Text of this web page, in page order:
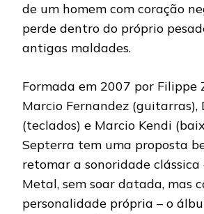
de um homem com coração
perde dentro do próprio
antigas maldades.
Formada em 2007 por Filippe
Marcio Fernandez (guitarras),
(teclados) e Marcio Kendi
Septerra tem uma proposta
retomar a sonoridade clássica
Metal, sem soar datada, mas
personalidade própria – o